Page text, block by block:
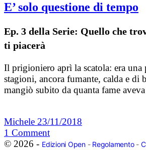
E’ solo questione di tempo
Ep. 3 della Serie: Quello che
ti piacerà
Il prigioniero aprì la scatola: era una
stagioni, ancora fumante, calda e di
mangiò subito da quanta fame
Michele 23/11/2018
1 Comment
© 2026 - Edizioni Open- Regolamento-